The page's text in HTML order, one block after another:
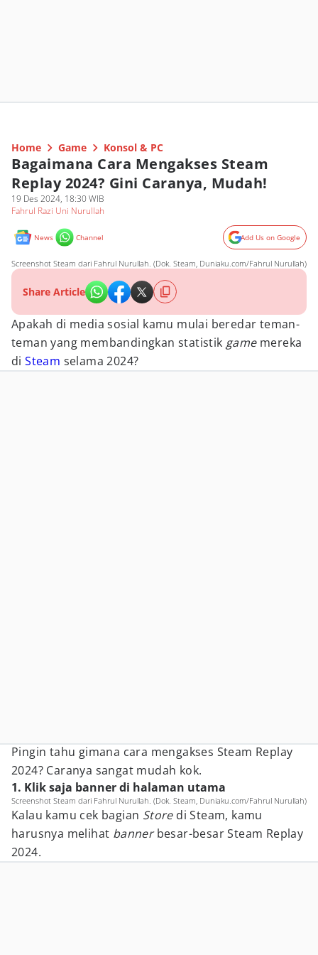
Home Game Konsol & PC
Bagaimana Cara Mengakses Steam
Replay 2024? Gini Caranya, Mudah!
19 Des 2024, 18:30 WIB
Fahrul Razi Uni Nurullah
News Channel Add Us on Google
Screenshot Steam dari Fahrul Nurullah. (Dok. Steam, Duniaku.com/Fahrul Nurullah)
Share Article
Apakah di media sosial kamu mulai beredar teman-
teman yang membandingkan statistik game mereka
diSteam selama 2024?
Pingin tahu gimana cara mengakses Steam Replay
2024? Caranya sangat mudah kok.
1. Klik saja banner di halaman utama
Screenshot Steam dari Fahrul Nurullah. (Dok. Steam, Duniaku.com/Fahrul Nurullah)
Kalau kamu cek bagian Store di Steam, kamu
harusnya melihat bannerbesar-besar Steam Replay
2024.